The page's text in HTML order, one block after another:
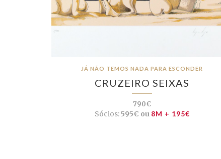
JÁ NÃO TEMOS NADA PARA ESCONDER
CRUZEIRO SEIXAS
790€
Sócios:595€ ou 8M + 195€